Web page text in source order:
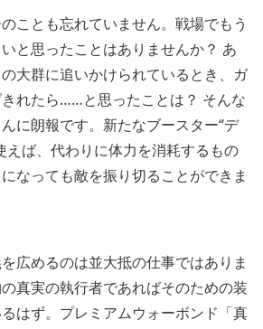
ことも忘れていません。戦場でもう
と思ったことはありませんか？ あ
大群に追いかけられているとき、ガ
れたら……と思ったことは？ そんな
に朗報です。新たなブースター“デ
えば、代わりに体力を消耗するもの
なっても敵を振り切ることができま
広めるのは並大抵の仕事ではありま
真実の執行者であればそのための装
はず。プレミアムウォーボンド「真